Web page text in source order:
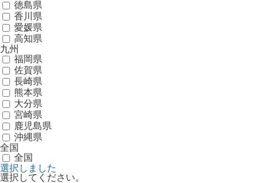
徳島県
香川県
愛媛県
高知県
九州
福岡県
佐賀県
長崎県
熊本県
大分県
宮崎県
鹿児島県
沖縄県
全国
全国
選択しました
選択してください。